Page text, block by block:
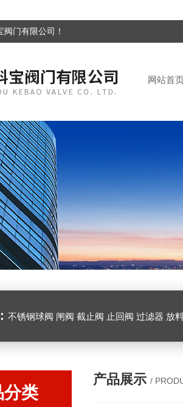
门有限公司！
网站首
不锈钢球阀 闸阀 截止阀 止回阀 过滤器 放
分类
产品展示 /